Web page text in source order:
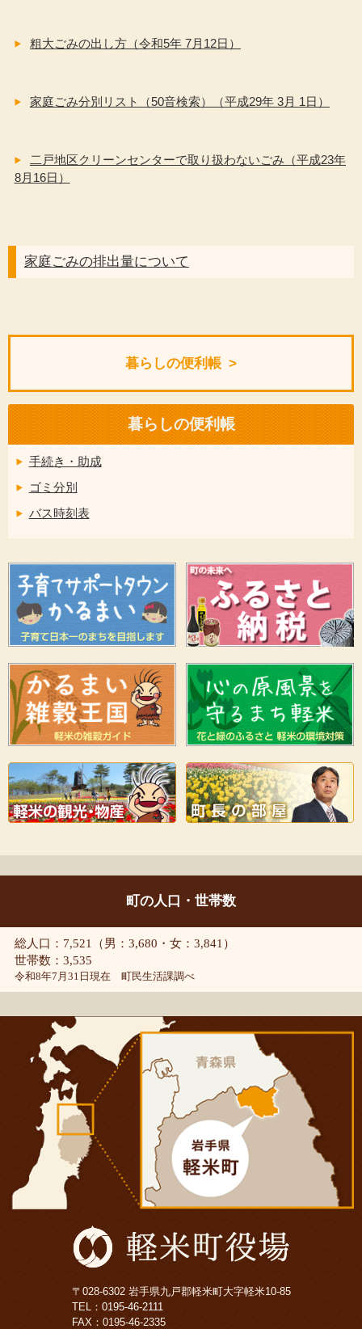
粗大ごみの出し方（令和5年 7月12日）
家庭ごみ分別リスト（50音検索）（平成29年 3月 1日）
二戸地区クリーンセンターで取り扱わないごみ（平成23年
8月16日）
家庭ごみの排出量について
暮らしの便利帳
暮らしの便利帳
手続き・助成
ゴミ分別
バス時刻表
町の人口・世帯数
総人口：7,521（男：3,680・女：3,841）
世帯数：3,535
令和8年7月31日現在 町民生活課調べ
〒028-6302 岩手県九戸郡軽米町大字軽米10-85
TEL： 0195-46-2111
FAX：0195-46-2335